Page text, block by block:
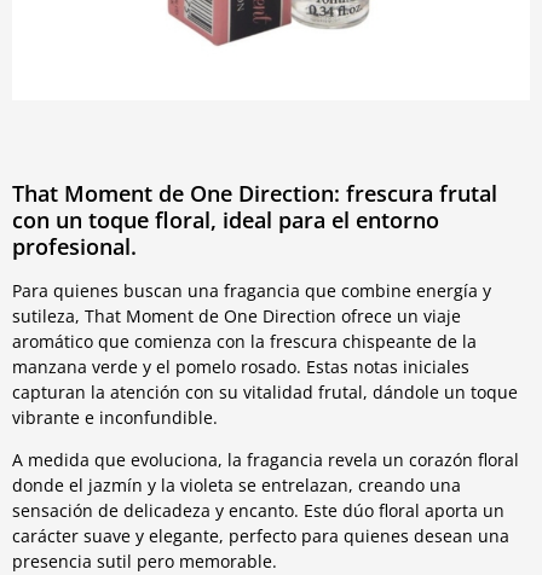
That Moment de One Direction: frescura frutal
con un toque floral, ideal para el entorno
profesional.
Para quienes buscan una fragancia que combine energía y
sutileza, That Moment de One Direction ofrece un viaje
aromático que comienza con la frescura chispeante de la
manzana verde y el pomelo rosado. Estas notas iniciales
capturan la atención con su vitalidad frutal, dándole un toque
vibrante e inconfundible.
A medida que evoluciona, la fragancia revela un corazón floral
donde el jazmín y la violeta se entrelazan, creando una
sensación de delicadeza y encanto. Este dúo floral aporta un
carácter suave y elegante, perfecto para quienes desean una
presencia sutil pero memorable.